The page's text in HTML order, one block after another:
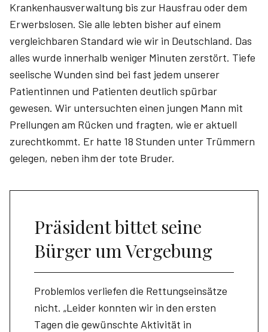
Krankenhausverwaltung bis zur Hausfrau oder dem
Erwerbslosen. Sie alle lebten bisher auf einem
vergleichbaren Standard wie wir in Deutschland. Das
alles wurde innerhalb weniger Minuten zerstört. Tiefe
seelische Wunden sind bei fast jedem unserer
Patientinnen und Patienten deutlich spürbar
gewesen. Wir untersuchten einen jungen Mann mit
Prellungen am Rücken und fragten, wie er aktuell
zurechtkommt. Er hatte 18 Stunden unter Trümmern
gelegen, neben ihm der tote Bruder.
Präsident bittet seine
Bürger um Vergebung
Problemlos verliefen die Rettungseinsätze
nicht. „Leider konnten wir in den ersten
Tagen die gewünschte Aktivität in